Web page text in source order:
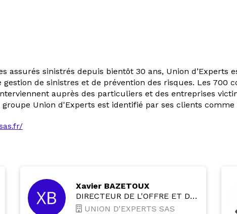
assurés sinistrés depuis bientôt 30 ans, Union d’Experts
gestion de sinistres et de prévention des risques. Les 700
auprès des particuliers et des entreprises
Union d'Experts est identifié par ses clients
Xavier BAZETOUX
DIRECTEUR DE L'OFFRE ET DE LA RELATION CLIENTS
UNION D'EXPERTS SAS